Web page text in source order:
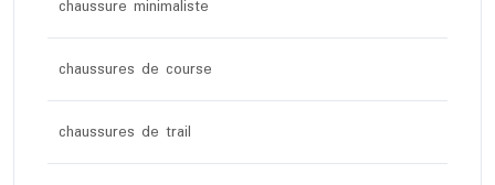
chaussure minimaliste
chaussures de course
chaussures de trail